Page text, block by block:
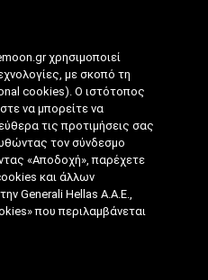
ΤΟ
ΣΤΟΝ ΚΌΣΜΟ
ΑΝΑΓΝΩΣΗΣ|
ΓΟΡΑΝΊΤΗΣ
χρησιμοποιεί
με σκοπό τη
cookies). Ο ιστότοπος
να μπορείτε να
τις προτιμήσεις σας
τον σύνδεσμο
«Αποδοχή», παρέχετε
και άλλων
Generali Hellas A.A.E.,
που περιλαμβάνεται